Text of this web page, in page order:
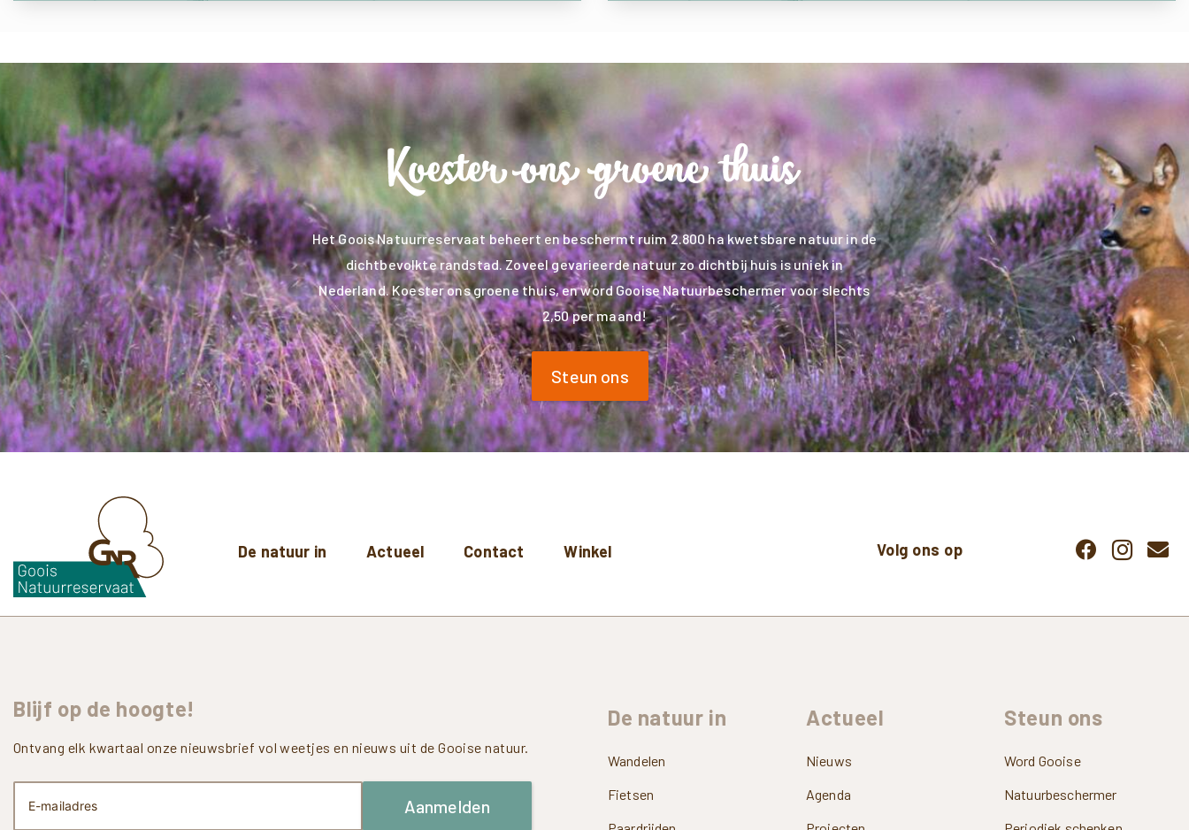
Het Goois Natuurreservaat beheert en beschermt ruim 2.800 ha kwetsbare natuur in de
dichtbevolkte randstad. Zoveel gevarieerde natuur zo dichtbij huis is uniek in
Nederland. Koester ons groene thuis, en word Gooise Natuurbeschermer voor slechts
2,50 per maand!
Steun ons
De natuur in Actueel Contact Winkel Volg ons op
Blijf op de hoogte!
Ontvang elk kwartaal onze nieuwsbrief vol weetjes en nieuws uit de Gooise natuur.
Aanmelden
De natuur in
Wandelen
Fietsen
Actueel
Nieuws
Agenda
Steun ons
Word Gooise
Natuurbeschermer